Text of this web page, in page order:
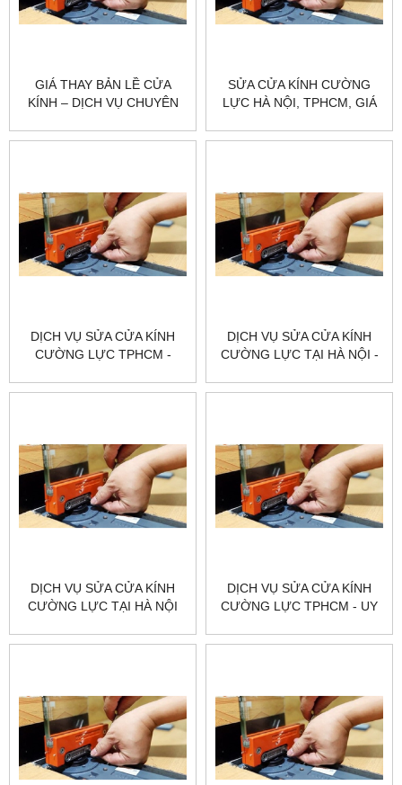
GIÁ THAY BẢN LỀ CỬA
KÍNH – DỊCH VỤ CHUYÊN
SỬA CỬA KÍNH CƯỜNG
LỰC HÀ NỘI, TPHCM, GIÁ
DỊCH VỤ SỬA CỬA KÍNH
CƯỜNG LỰC TPHCM -
DỊCH VỤ SỬA CỬA KÍNH
CƯỜNG LỰC TẠI HÀ NỘI -
DỊCH VỤ SỬA CỬA KÍNH
CƯỜNG LỰC TẠI HÀ NỘI
DỊCH VỤ SỬA CỬA KÍNH
CƯỜNG LỰC TPHCM - UY
TỐT